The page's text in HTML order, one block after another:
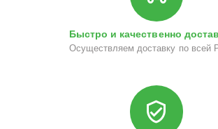
Быстро и качественно
Осуществляем доставку по всей